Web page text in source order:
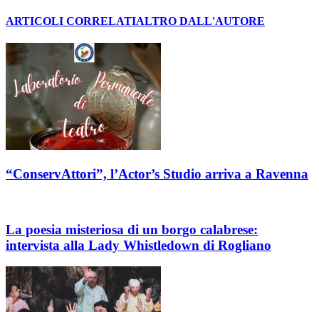
ARTICOLI CORRELATIALTRO DALL'AUTORE
“ConservAttori”, l’Actor’s Studio arriva a Ravenna
La poesia misteriosa di un borgo calabrese:
intervista alla Lady Whistledown di Rogliano